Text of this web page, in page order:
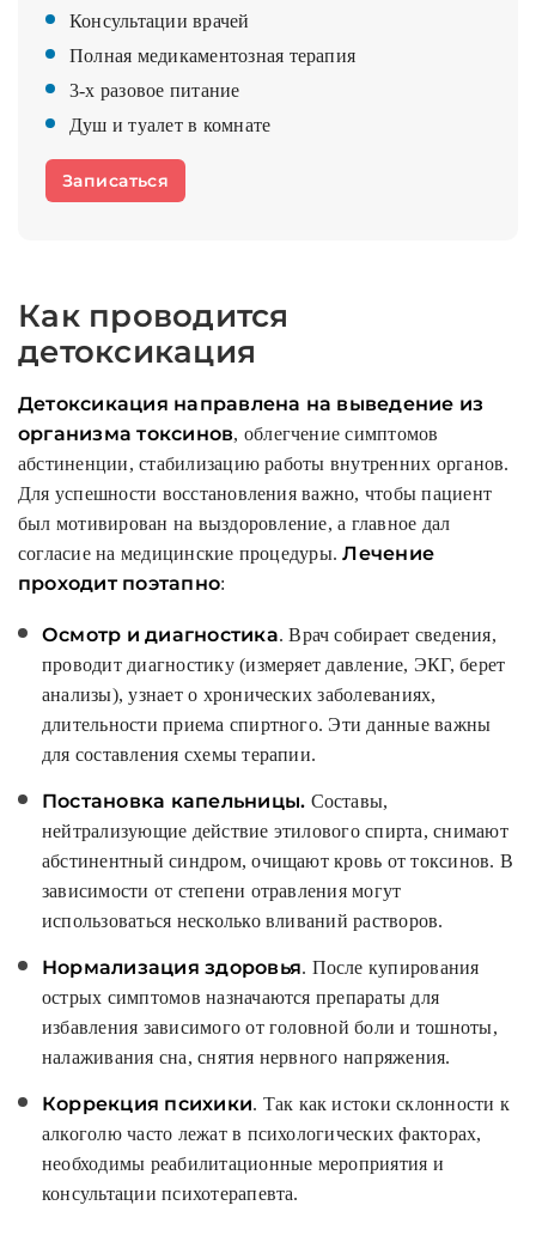
Консультации врачей
Полная медикаментозная терапия
3-х разовое питание
Душ и туалет в комнате
Записаться
Как проводится
детоксикация
Детоксикация направлена на выведение из
организма токсинов, облегчение симптомов
абстиненции, стабилизацию работы внутренних органов.
Для успешности восстановления важно, чтобы пациент
был мотивирован на выздоровление, а главное дал
согласие на медицинские процедуры.Лечение
проходит поэтапно:
Осмотр и диагностика. Врач собирает сведения,
проводит диагностику (измеряет давление, ЭКГ, берет
анализы), узнает о хронических заболеваниях,
длительности приема спиртного. Эти данные важны
для составления схемы терапии.
Постановка капельницы. Составы,
нейтрализующие действие этилового спирта, снимают
абстинентный синдром, очищают кровь от токсинов. В
зависимости от степени отравления могут
использоваться несколько вливаний растворов.
Нормализация здоровья. После купирования
острых симптомов назначаются препараты для
избавления зависимого от головной боли и тошноты,
налаживания сна, снятия нервного напряжения.
Коррекция психики. Так как истоки склонности к
алкоголю часто лежат в психологических факторах,
необходимы реабилитационные мероприятия и
консультации психотерапевта.